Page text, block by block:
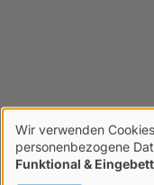
Verwendung
von
Wir verwenden
personenbezogene
Funktional &